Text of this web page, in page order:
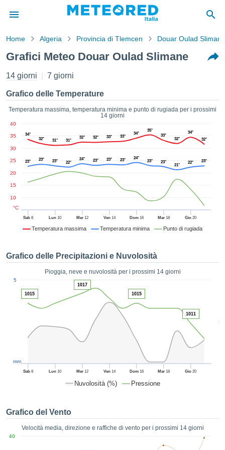
di
stati
da
che le
di
a
Web
le
per
senza
clic sul
ACCETTA
CONTINUA
IMPOSTAZIONI
Home Algeria Provincia di Tlemcen Douar Oulad Slimane
Grafici Meteo Douar Oulad Slimane
14 giorni 7 giorni
Grafico delle Temperature
Temperatura massima, temperatura minima e punto di rugiada per i prossimi
14 giorni
Temperatura massima Temperatura minima Punto di rugiada
Sab8 Lun 10 Mer12 Ven14 Dom16 Mar18 Gio 20
10
15
20
25
30
35
40
°C
34°
32°
31° 31°
32° 32° 33° 33°
34°
35°
33°
32°
34°
32°
23° 23° 23° 22°
24° 23° 23° 23° 24°
23° 23°
21°
22° 23°
Grafico delle Precipitazioni e Nuvolosità
Pioggia, neve e nuvolosità per i prossimi 14 giorni
Nuvolosità (%) Pressione
50
Sab8 Lun 10 Mer12 Ven14 Dom16 Mar18 Gio 20
5
mm
1015
1017
1015
1011
Grafico del Vento
Velocità media, direzione e raffiche di vento per i prossimi 14 giorni
40